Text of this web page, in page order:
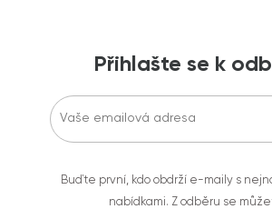
Přihlašte se k
Buďte první, kdo obdrží e-maily s
nabídkami. Z odběru se